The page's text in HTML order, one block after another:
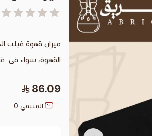
ميزان قهوة فيلت
القهوة، سواء في
86.09
المتبقي 0